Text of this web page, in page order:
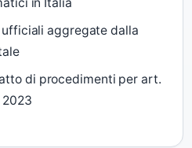
aggregate dalla
di procedimenti per art.